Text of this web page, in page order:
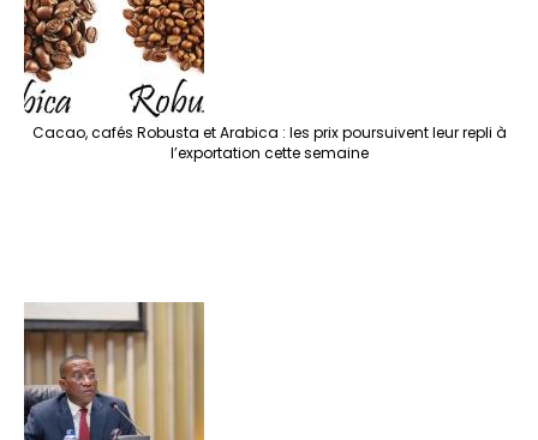
Cacao, cafés Robusta et Arabica : les prix poursuivent leur repli à
l’exportation cette semaine